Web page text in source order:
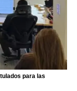
para las